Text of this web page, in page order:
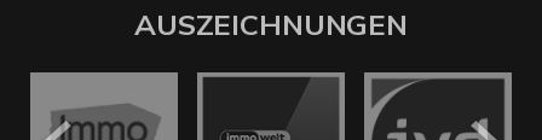
AUSZEICHNUNGEN